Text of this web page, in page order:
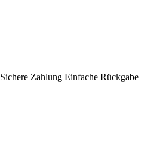
Sichere Zahlung Einfache Rückgabe